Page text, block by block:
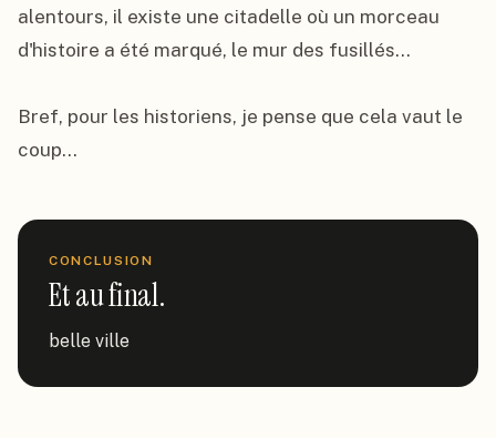
alentours, il existe une citadelle où un morceau
d'histoire a été marqué, le mur des fusillés...
Bref, pour les historiens, je pense que cela vaut le
coup...
CONCLUSION
Et au final.
belle ville